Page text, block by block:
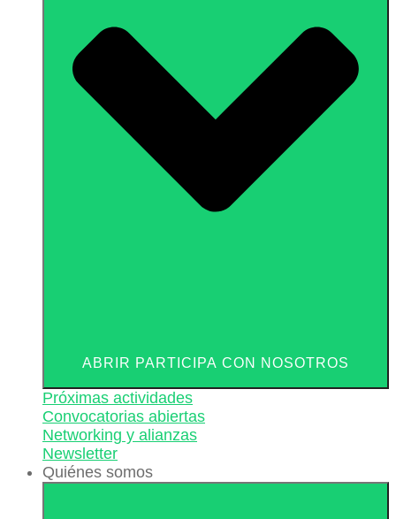
ABRIR PARTICIPA CON NOSOTROS
Próximas actividades
Convocatorias abiertas
Networking y alianzas
Newsletter
Quiénes somos